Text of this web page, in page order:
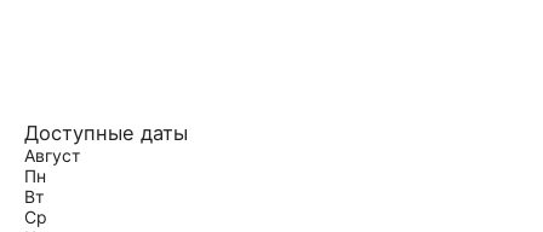
Доступные даты
Август
Пн
Вт
Ср